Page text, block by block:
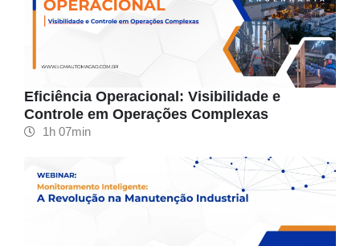
Eficiência Operacional: Visibilidade e
Controle em Operações Complexas
1h 07min